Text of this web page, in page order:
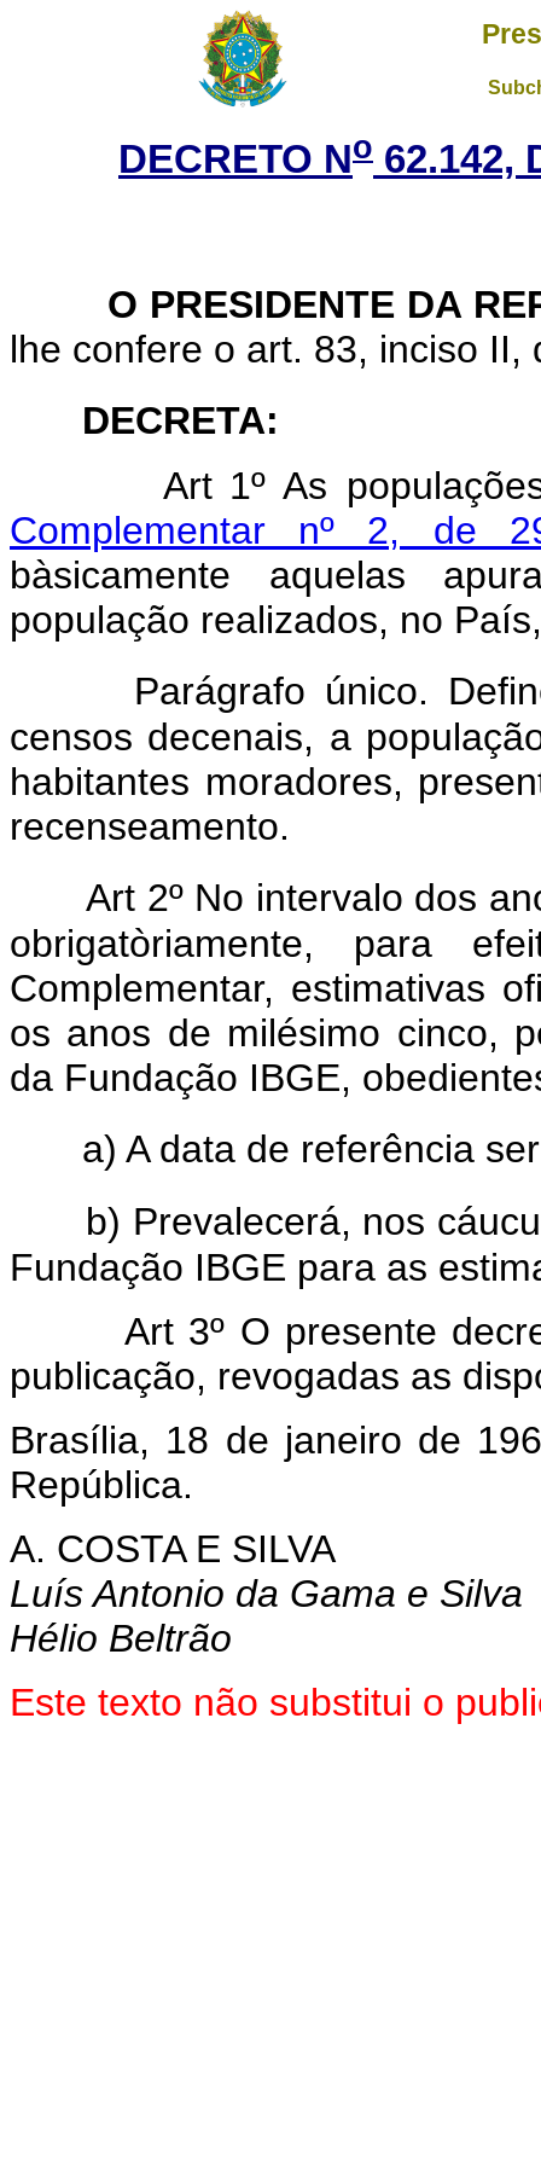
DECRETO No 62.142,
O PRESIDENTE DA
lhe confere o art. 83, inciso II,
DECRETA:
Art 1º As
Complementar nº 2, de
bàsicamente aquelas
população realizados, no
Parágrafo único.
censos decenais, a
habitantes moradores,
recenseamento.
Art 2º No intervalo dos
obrigatòriamente, para
Complementar, estimativas
os anos de milésimo cinco,
da Fundação IBGE,
a) A data de referência
b) Prevalecerá, nos
Fundação IBGE para as
Art 3º O presente
publicação, revogadas as
Brasília, 18 de janeiro de
República.
A. COSTA E SILVA
Luís Antonio da Gama e Silva
Hélio Beltrão
Este texto não substitui o